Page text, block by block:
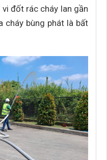
đốt rác cháy lan gần
cháy bùng phát là bất